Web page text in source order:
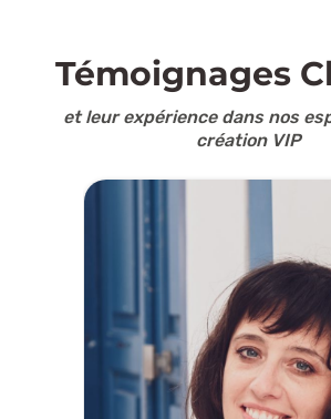
Témoignages
et leur expérience dans nos
création VIP